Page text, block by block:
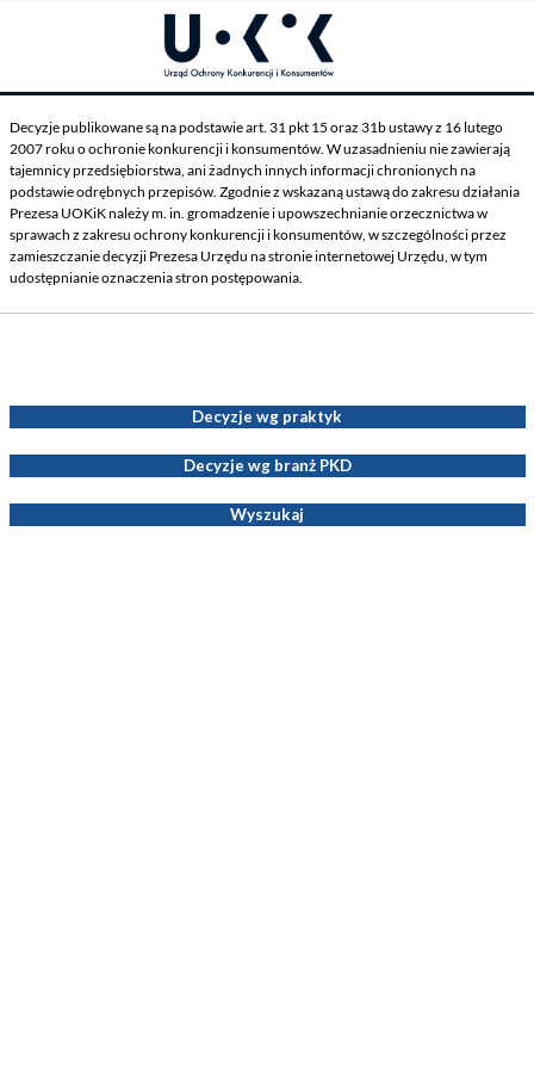
Decyzje publikowane są na podstawie art. 31 pkt 15 oraz 31b ustawy z 16 lutego
2007 roku o ochronie konkurencji i konsumentów. W uzasadnieniu nie zawierają
tajemnicy przedsiębiorstwa, ani żadnych innych informacji chronionych na
podstawie odrębnych przepisów. Zgodnie z wskazaną ustawą do zakresu działania
Prezesa UOKiK należy m. in. gromadzenie i upowszechnianie orzecznictwa w
sprawach z zakresu ochrony konkurencji i konsumentów, w szczególności przez
zamieszczanie decyzji Prezesa Urzędu na stronie internetowej Urzędu, w tym
udostępnianie oznaczenia stron postępowania.
Decyzje wg praktyk
Decyzje wg branż PKD
Wyszukaj